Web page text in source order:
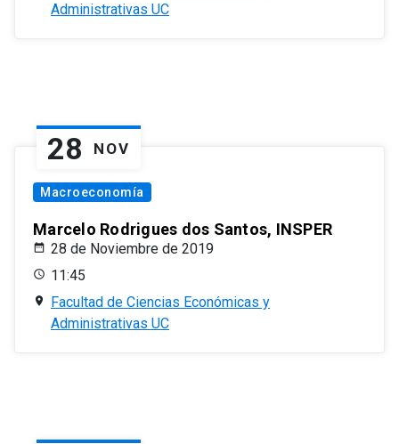
Administrativas UC
28 NOV
Macroeconomía
Marcelo Rodrigues dos Santos, INSPER
28 de Noviembre de 2019
11:45
Facultad de Ciencias Económicas y
Administrativas UC